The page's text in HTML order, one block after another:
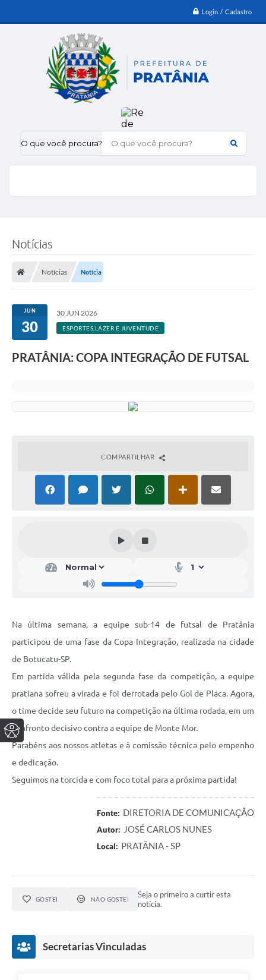
Login / Cadastro
O que você procura?
Notícias
Notícias Notícia
JUN
30
30 JUN 2026
ESPORTES,LAZER E JUVENTUDE
PRATÂNIA: COPA INTEGRAÇÃO DE FUTSAL
COMPARTILHAR
Na última semana, a equipe sub-14 de futsal de Pratânia
participou de uma fase da Copa Integração, realizada na cidade
de Botucatu-SP.
Em partida válida pela segunda fase da competição, a equipe
pratiana sofreu a virada e foi derrotada pelo Gol de Placa. Agora,
o time decide seu futuro na competição na última rodada, em um
confronto decisivo contra a equipe de Monte Mor.
Parabéns aos nossos atletas e à comissão técnica pelo empenho
e dedicação.
Seguimos na torcida e com foco total para a próxima partida!
Fonte: DIRETORIA DE COMUNICAÇÃO
Autor: JOSÉ CARLOS NUNES
Local: PRATÂNIA - SP
GOSTEI NÃO GOSTEI
Seja o primeiro a curtir esta
notícia.
Secretarias Vinculadas